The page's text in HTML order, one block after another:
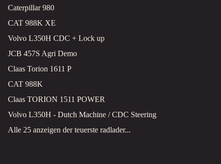
Caterpillar 980
CAT 988K XE
Volvo L350H CDC + Lock up
JCB 457S Agri Demo
Claas Torion 1611 P
CAT 988K
Claas TORION 1511 POWER
Volvo L350H - Dutch Machine / CDC Steering
Alle 25 anzeigen der teuerste radlader...